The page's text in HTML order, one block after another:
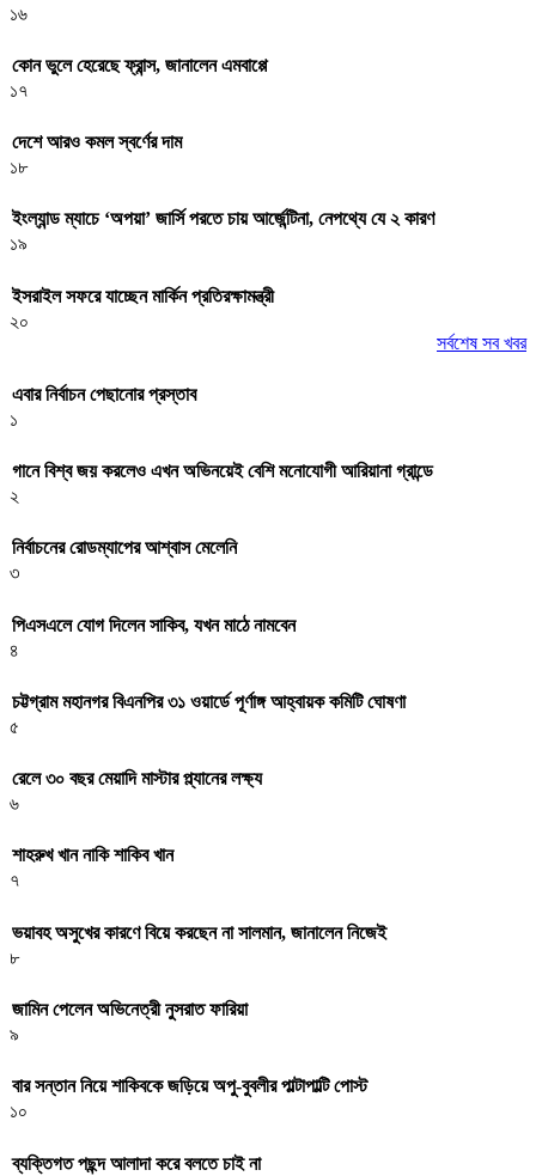
১৬
কোন ভুলে হেরেছে ফ্রান্স, জানালেন এমবাপ্পে
১৭
দেশে আরও কমল স্বর্ণের দাম
১৮
ইংল্যান্ড ম্যাচে ‘অপয়া’ জার্সি পরতে চায় আর্জেন্টিনা, নেপথ্যে যে ২ কারণ
১৯
ইসরাইল সফরে যাচ্ছেন মার্কিন প্রতিরক্ষামন্ত্রী
২০
সর্বশেষ সব খবর
এবার নির্বাচন পেছানোর প্রস্তাব
১
গানে বিশ্ব জয় করলেও এখন অভিনয়েই বেশি মনোযোগী আরিয়ানা গ্রান্ডে
২
নির্বাচনের রোডম্যাপের আশ্বাস মেলেনি
৩
পিএসএলে যোগ দিলেন সাকিব, যখন মাঠে নামবেন
৪
চট্টগ্রাম মহানগর বিএনপির ৩১ ওয়ার্ডে পূর্ণাঙ্গ আহ্বায়ক কমিটি ঘোষণা
৫
রেলে ৩০ বছর মেয়াদি মাস্টার প্ল্যানের লক্ষ্য
৬
শাহরুখ খান নাকি শাকিব খান
৭
ভয়াবহ অসুখের কারণে বিয়ে করছেন না সালমান, জানালেন নিজেই
৮
জামিন পেলেন অভিনেত্রী নুসরাত ফারিয়া
৯
বার সন্তান নিয়ে শাকিবকে জড়িয়ে অপু-বুবলীর পাল্টাপাল্টি পোস্ট
১০
ব্যক্তিগত পছন্দ আলাদা করে বলতে চাই না